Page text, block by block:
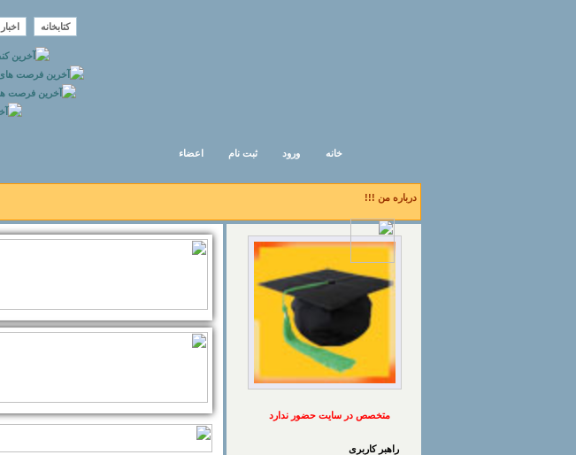
کتابخانه اخبار
اعضاء ثبت نام ورود خانه
درباره من !!!
متخصص در سایت حضور ندارد
راهبر کاربری